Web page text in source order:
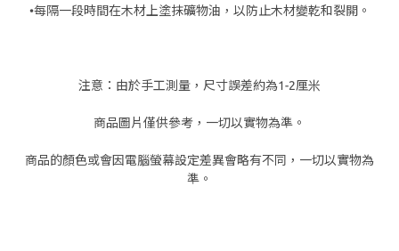
•每隔一段時間在木材上塗抹礦物油，以防止木材變乾和裂開。
注意：由於手工測量，尺寸誤差約為1-2厘米
商品圖片僅供參考，一切以實物為準。
商品的顏色或會因電腦螢幕設定差異會略有不同，一切以實物為
準。